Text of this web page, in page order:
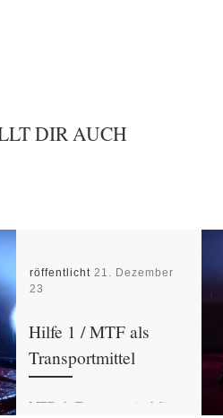
DIR AUCH
Veröffentlicht21. Dezember
2023
Hilfe 1 / MTF als
Transportmittel
MTF als Transportmittel für